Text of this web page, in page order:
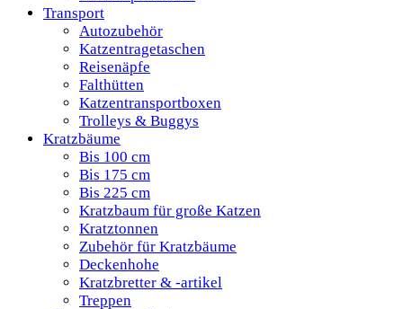
Transport
Autozubehör
Katzentragetaschen
Reisenäpfe
Falthütten
Katzentransportboxen
Trolleys & Buggys
Kratzbäume
Bis 100 cm
Bis 175 cm
Bis 225 cm
Kratzbaum für große Katzen
Kratztonnen
Zubehör für Kratzbäume
Deckenhohe
Kratzbretter & -artikel
Treppen